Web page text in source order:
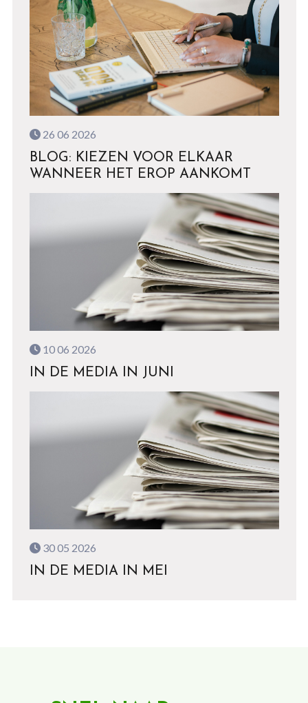
26 06 2026
BLOG: KIEZEN VOOR ELKAAR
WANNEER HET EROP AANKOMT
10 06 2026
IN DE MEDIA IN JUNI
30 05 2026
IN DE MEDIA IN MEI